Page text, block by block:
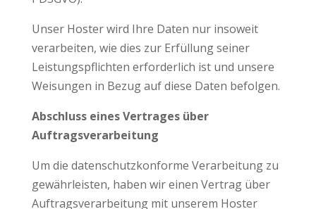
Unser Hoster wird Ihre Daten nur insoweit
verarbeiten, wie dies zur Erfüllung seiner
Leistungspflichten erforderlich ist und unsere
Weisungen in Bezug auf diese Daten befolgen.
Abschluss eines Vertrages über
Auftragsverarbeitung
Um die datenschutzkonforme Verarbeitung zu
gewährleisten, haben wir einen Vertrag über
Auftragsverarbeitung mit unserem Hoster